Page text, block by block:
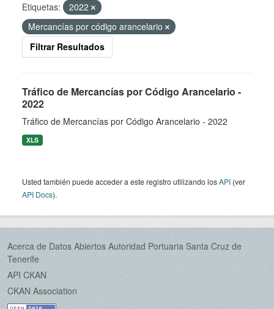
Etiquetas:
2022
Mercancías por código arancelario
Filtrar Resultados
Tráfico de Mercancías por Código Arancelario -
2022
Tráfico de Mercancías por Código Arancelario - 2022
XLS
Usted también puede acceder a este registro utilizando losAPI (ver
API Docs).
Acerca de Datos Abiertos Autoridad Portuaria Santa Cruz de
Tenerife
API CKAN
CKAN Association